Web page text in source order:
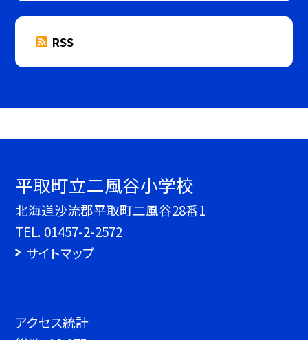
RSS
平取町立二風谷小学校
北海道沙流郡平取町二風谷28番1
TEL. 01457-2-2572
サイトマップ
アクセス統計